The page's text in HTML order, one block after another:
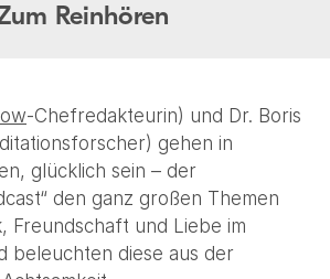
Reinhören
-Chefredakteurin) und Dr. Boris
gehen in
glücklich sein – der
den ganz großen Themen
Freundschaft und Liebe im
beleuchten diese aus der